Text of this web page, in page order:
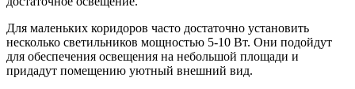
Для маленьких коридоров часто достаточно установить
несколько светильников мощностью 5-10 Вт. Они подойдут
для обеспечения освещения на небольшой площади и
придадут помещению уютный внешний вид.